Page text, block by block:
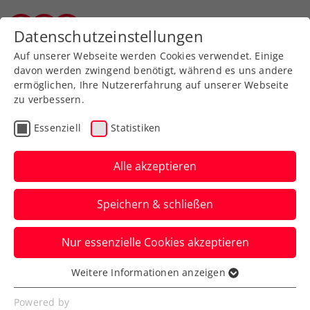
Zurück zur Newsübersicht
Turniere
ITF Aschaffenburg:
Grabher gelingt 1.
internationaler
Comeback-Sieg
Und das ausgerechnet gegen ihre
Bezwingerin von vor zwei Wochen in
Klosters.
Datenschutzeinstellungen
Auf unserer Webseite werden Cookies verwendet. Einige
davon werden zwingend benötigt, während es uns andere
ermöglichen, Ihre Nutzererfahrung auf unserer Webseite
zu verbessern.
Essenziell Statistiken
Alle akzeptieren
Speichern & schließen
Nur essenzielle Cookies akzeptieren
Essenziell
Essenzielle Cookies werden für grundlegende
Weitere Informationen anzeigen
Powered by